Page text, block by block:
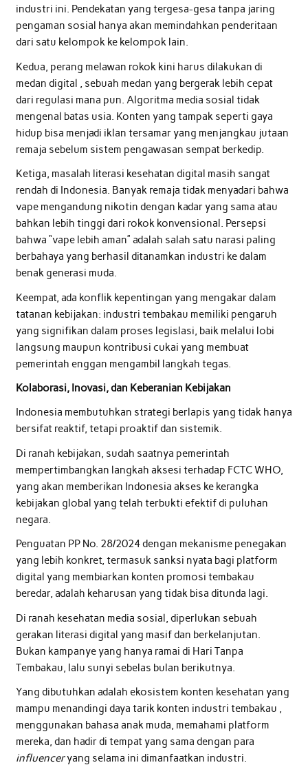
industri ini. Pendekatan yang tergesa-gesa tanpa jaring
pengaman sosial hanya akan memindahkan penderitaan
dari satu kelompok ke kelompok lain.
Kedua, perang melawan rokok kini harus dilakukan di
medan digital , sebuah medan yang bergerak lebih cepat
dari regulasi mana pun. Algoritma media sosial tidak
mengenal batas usia. Konten yang tampak seperti gaya
hidup bisa menjadi iklan tersamar yang menjangkau jutaan
remaja sebelum sistem pengawasan sempat berkedip.
Ketiga, masalah literasi kesehatan digital masih sangat
rendah di Indonesia. Banyak remaja tidak menyadari bahwa
vape mengandung nikotin dengan kadar yang sama atau
bahkan lebih tinggi dari rokok konvensional. Persepsi
bahwa “vape lebih aman” adalah salah satu narasi paling
berbahaya yang berhasil ditanamkan industri ke dalam
benak generasi muda.
Keempat, ada konflik kepentingan yang mengakar dalam
tatanan kebijakan: industri tembakau memiliki pengaruh
yang signifikan dalam proses legislasi, baik melalui lobi
langsung maupun kontribusi cukai yang membuat
pemerintah enggan mengambil langkah tegas.
Kolaborasi, Inovasi, dan Keberanian Kebijakan
Indonesia membutuhkan strategi berlapis yang tidak hanya
bersifat reaktif, tetapi proaktif dan sistemik.
Di ranah kebijakan, sudah saatnya pemerintah
mempertimbangkan langkah aksesi terhadap FCTC WHO,
yang akan memberikan Indonesia akses ke kerangka
kebijakan global yang telah terbukti efektif di puluhan
negara.
Penguatan PP No. 28/2024 dengan mekanisme penegakan
yang lebih konkret, termasuk sanksi nyata bagi platform
digital yang membiarkan konten promosi tembakau
beredar, adalah keharusan yang tidak bisa ditunda lagi.
Di ranah kesehatan media sosial, diperlukan sebuah
gerakan literasi digital yang masif dan berkelanjutan.
Bukan kampanye yang hanya ramai di Hari Tanpa
Tembakau, lalu sunyi sebelas bulan berikutnya.
Yang dibutuhkan adalah ekosistem konten kesehatan yang
mampu menandingi daya tarik konten industri tembakau ,
menggunakan bahasa anak muda, memahami platform
mereka, dan hadir di tempat yang sama dengan para
influenceryang selama ini dimanfaatkan industri.